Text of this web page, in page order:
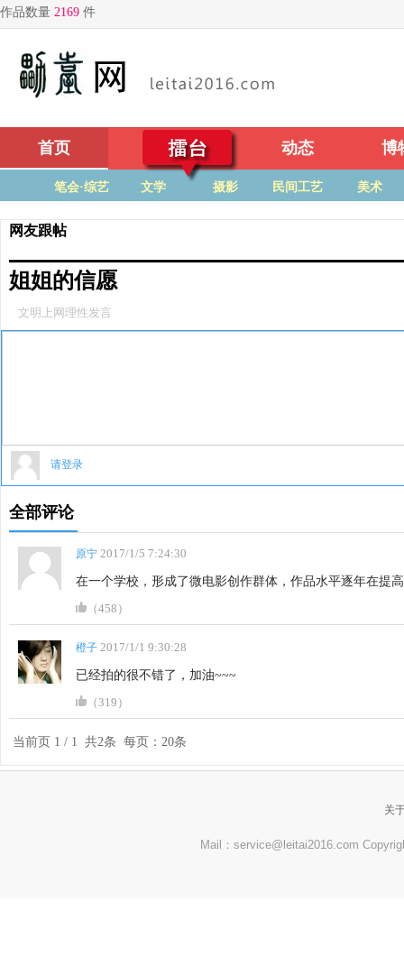
首页 擂台 动态 博
笔会·综艺 文学 摄影 民间工艺 美术
网友跟帖
姐姐的信愿
文明上网理性发言
请登录
全部评论
原宁 2017/1/5 7:24:30
在一个学校，形成了微电影创作群体，作品水平逐年在提
（458）
橙子 2017/1/1 9:30:28
已经拍的很不错了，加油~~~
（319）
当前页 1 / 1 共2条 每页：20条
关
Mail：service@leitai2016.com